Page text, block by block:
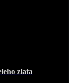
zlata